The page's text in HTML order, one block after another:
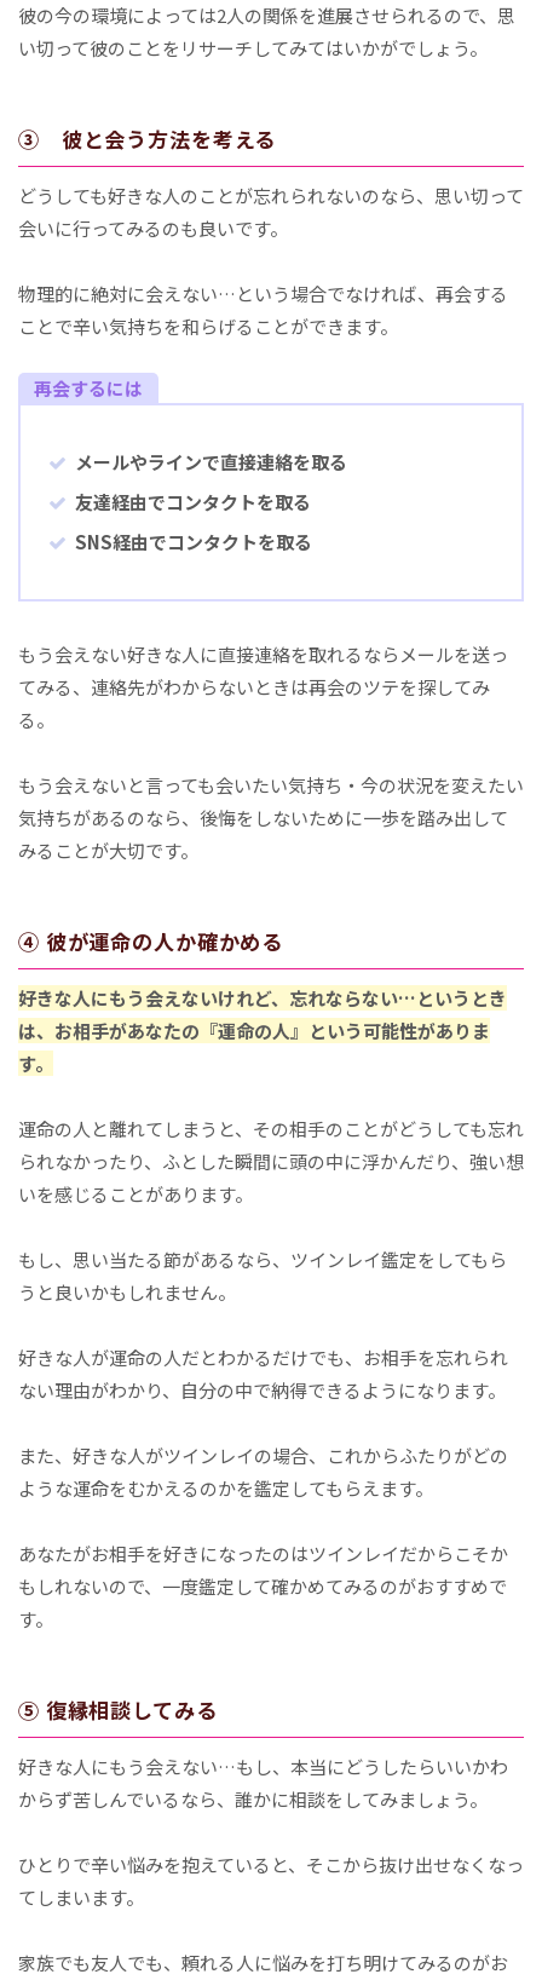
彼の今の環境によっては2人の関係を進展させられるので、思
い切って彼のことをリサーチしてみてはいかがでしょう。
③ 彼と会う方法を考える
どうしても好きな人のことが忘れられないのなら、思い切って
会いに行ってみるのも良いです。
物理的に絶対に会えない…という場合でなければ、再会する
ことで辛い気持ちを和らげることができます。
再会するには
メールやラインで直接連絡を取る
友達経由でコンタクトを取る
SNS経由でコンタクトを取る
もう会えない好きな人に直接連絡を取れるならメールを送っ
てみる、連絡先がわからないときは再会のツテを探してみ
る。
もう会えないと言っても会いたい気持ち・今の状況を変えたい
気持ちがあるのなら、後悔をしないために一歩を踏み出して
みることが大切です。
④ 彼が運命の人か確かめる
好きな人にもう会えないけれど、忘れならない…というとき
は、お相手があなたの『運命の人』という可能性がありま
す。
運命の人と離れてしまうと、その相手のことがどうしても忘れ
られなかったり、ふとした瞬間に頭の中に浮かんだり、強い想
いを感じることがあります。
もし、思い当たる節があるなら、ツインレイ鑑定をしてもら
うと良いかもしれません。
好きな人が運命の人だとわかるだけでも、お相手を忘れられ
ない理由がわかり、自分の中で納得できるようになります。
また、好きな人がツインレイの場合、これからふたりがどの
ような運命をむかえるのかを鑑定してもらえます。
あなたがお相手を好きになったのはツインレイだからこそか
もしれないので、一度鑑定して確かめてみるのがおすすめで
す。
⑤ 復縁相談してみる
好きな人にもう会えない…もし、本当にどうしたらいいかわ
からず苦しんでいるなら、誰かに相談をしてみましょう。
ひとりで辛い悩みを抱えていると、そこから抜け出せなくなっ
てしまいます。
家族でも友人でも、頼れる人に悩みを打ち明けてみるのがお